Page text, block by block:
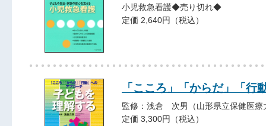
小児救急看護◆売り切れ◆
定価 2,640円（税込）
「こころ」「からだ」「
監修：浅倉 次男（山形県立保健医療
定価 3,300円（税込）